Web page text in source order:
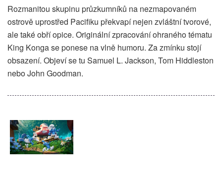
Rozmanitou skupinu průzkumníků na nezmapovaném
ostrově uprostřed Pacifiku překvapí nejen zvláštní tvorové,
ale také obří opice. Originální zpracování ohraného tématu
King Konga se ponese na vlně humoru. Za zmínku stojí
obsazení. Objeví se tu Samuel L. Jackson, Tom Hiddleston
nebo John Goodman.